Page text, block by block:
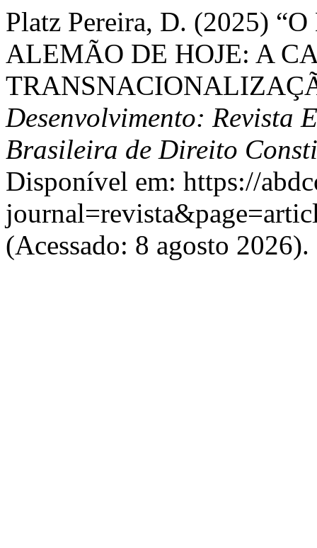
Platz Pereira, D. (2025)
ALEMÃO DE HOJE: A
Desenvolvimento: Revista
Brasileira de Direito
Disponível em: https://
(Acessado: 8 agosto 2026).